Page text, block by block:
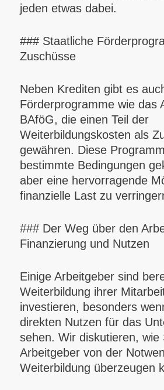
jeden etwas dabei.
### Staatliche
Zuschüsse
Neben Krediten gibt es
Förderprogramme wie das
BAföG, die einen Teil der
Weiterbildungskosten als
gewähren. Diese
bestimmte Bedingungen
aber eine hervorragende
finanzielle Last zu
### Der Weg über den
Finanzierung und Nutzen
Einige Arbeitgeber sind
Weiterbildung ihrer
investieren, besonders
direkten Nutzen für das
sehen. Wir diskutieren, wie
Arbeitgeber von der
Weiterbildung überzeugen